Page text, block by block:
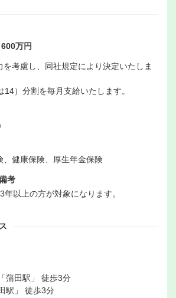
万円
考慮し、同社規定により決定いたしま
）分割を毎月支給いたします。
、健康保険、厚生年金保険
考
以上の方が対象になります。
蒲田駅」 徒歩3分
駅」 徒歩3分